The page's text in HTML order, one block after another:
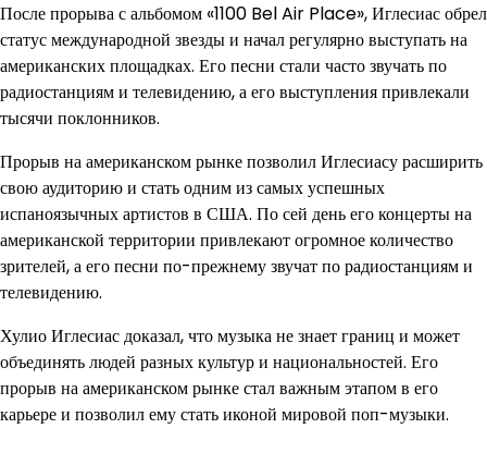
После прорыва с альбомом «1100 Bel Air Place», Иглесиас обрел
статус международной звезды и начал регулярно выступать на
американских площадках. Его песни стали часто звучать по
радиостанциям и телевидению, а его выступления привлекали
тысячи поклонников.
Прорыв на американском рынке позволил Иглесиасу расширить
свою аудиторию и стать одним из самых успешных
испаноязычных артистов в США. По сей день его концерты на
американской территории привлекают огромное количество
зрителей, а его песни по-прежнему звучат по радиостанциям и
телевидению.
Хулио Иглесиас доказал, что музыка не знает границ и может
объединять людей разных культур и национальностей. Его
прорыв на американском рынке стал важным этапом в его
карьере и позволил ему стать иконой мировой поп-музыки.